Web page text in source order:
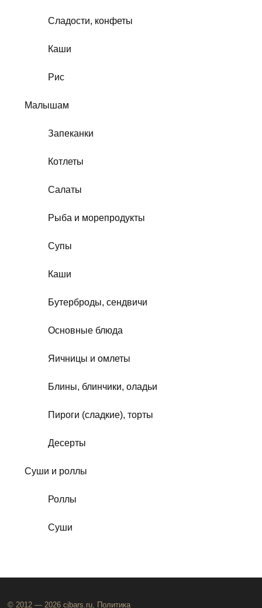
Сладости, конфеты
Каши
Рис
Малышам
Запеканки
Котлеты
Салаты
Рыба и морепродукты
Супы
Каши
Бутерброды, сендвичи
Основные блюда
Яичницы и омлеты
Блины, блинчики, оладьи
Пироги (сладкие), торты
Десерты
Суши и роллы
Роллы
Суши
© 2012 — 2026 cjbars.ru, Политика